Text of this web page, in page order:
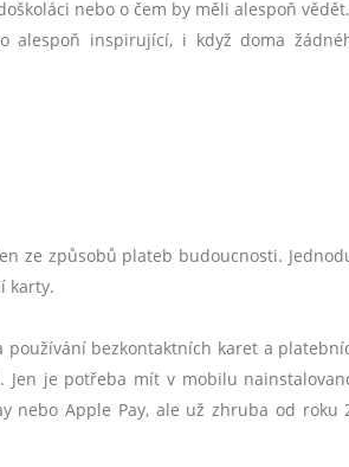
nebo o čem by měli alespoň
inspirující, i když doma
ze způsobů plateb budoucnosti.
karty.
bezkontaktních karet a
Jen je potřeba mít v mobilu
nebo Apple Pay, ale už zhruba od roku